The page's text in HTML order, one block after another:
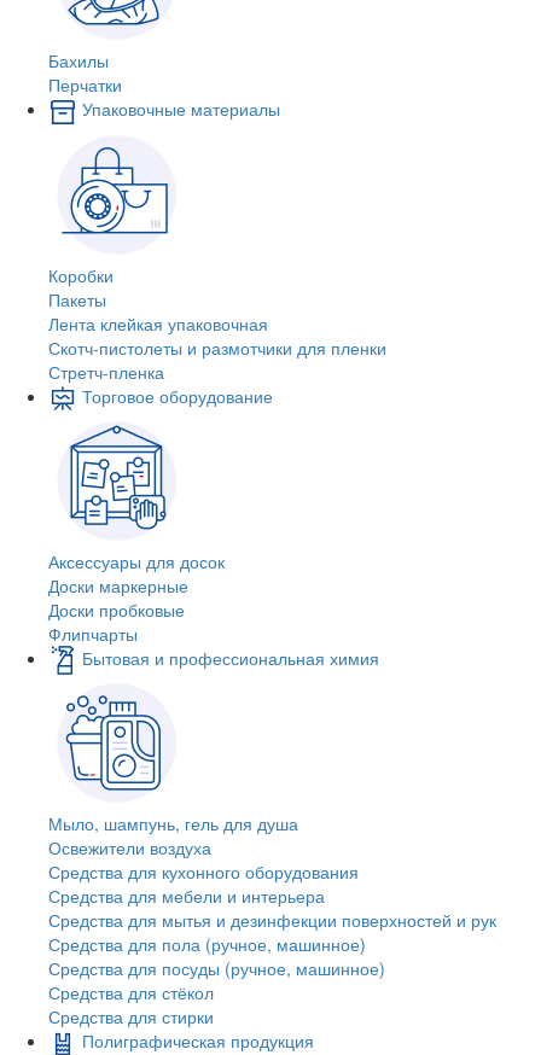
Бахилы
Перчатки
Упаковочные материалы
Коробки
Пакеты
Лента клейкая упаковочная
Скотч-пистолеты и размотчики для пленки
Стретч-пленка
Торговое оборудование
Аксессуары для досок
Доски маркерные
Доски пробковые
Флипчарты
Бытовая и профессиональная химия
Мыло, шампунь, гель для душа
Освежители воздуха
Средства для кухонного оборудования
Средства для мебели и интерьера
Средства для мытья и дезинфекции поверхностей и рук
Средства для пола (ручное, машинное)
Средства для посуды (ручное, машинное)
Средства для стёкол
Средства для стирки
Полиграфическая продукция